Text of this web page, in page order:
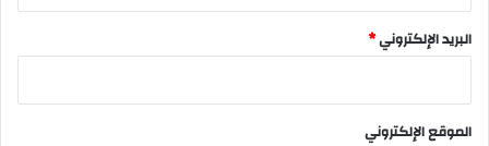
البريد الإلكتروني*
الموقع الإلكتروني